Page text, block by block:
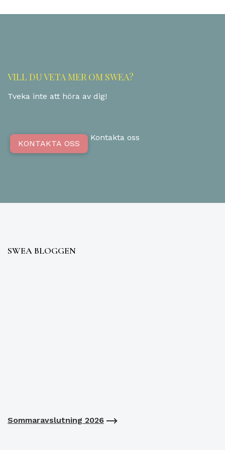
VILL DU VETA MER OM SWEA?
Tveka inte att höra av dig!
KONTAKTA OSS
Kontakta oss
SWEA BLOGGEN
Sommaravslutning 2026